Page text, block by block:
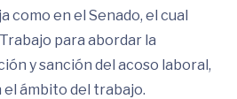
como en el Senado, el cual
para abordar la
y sanción del acoso laboral,
el ámbito del trabajo.